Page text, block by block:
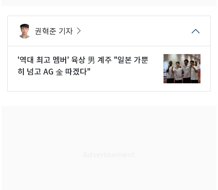
권혁준 기자
'역대 최고 멤버' 육상 男 계주 "일본 가뿐
히 넘고 AG 金 따겠다"